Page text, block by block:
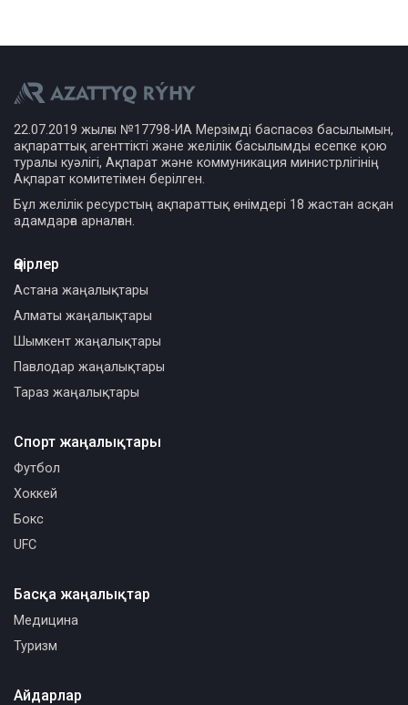
22.07.2019 жылғы №17798-ИА Мерзімді баспасөз басылымын,
ақпараттық агенттікті және желілік басылымды есепке қою
туралы куәлігі, Ақпарат және коммуникация министрлігінің
Ақпарат комитетімен берілген.
Бұл желілік ресурстың ақпараттық өнімдері 18 жастан асқан
адамдарға арналған.
Өңірлер
Астана жаңалықтары
Алматы жаңалықтары
Шымкент жаңалықтары
Павлодар жаңалықтары
Тараз жаңалықтары
Спорт жаңалықтары
Футбол
Хоккей
Бокс
UFC
Басқа жаңалықтар
Медицина
Туризм
Айдарлар